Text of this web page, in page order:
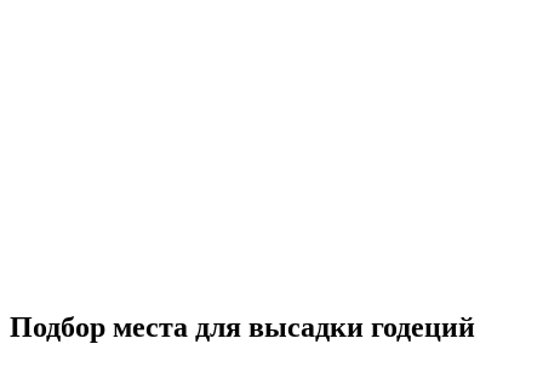
Подбор места для высадки годеций